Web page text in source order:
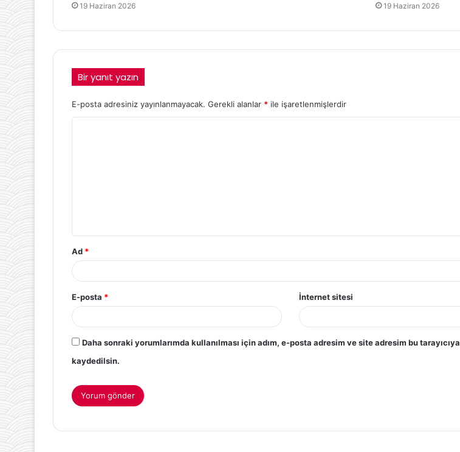
19 Haziran 2026 19 Haziran 2026
Bir yanıt yazın
E-posta adresiniz yayınlanmayacak. Gerekli alanlar * ile işaretlenmişlerdir
Ad *
E-posta * İnternet sitesi
Daha sonraki yorumlarımda kullanılması için adım, e-posta adresim ve site adresim bu tarayıcıya
kaydedilsin.